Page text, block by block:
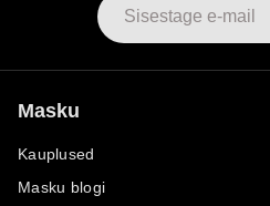
Masku
Kauplused
Masku blogi